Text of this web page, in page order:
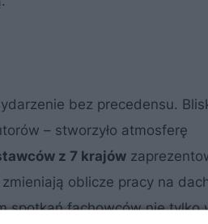
bez precedensu.
– stworzyło atmosferę
z 7 krajów
oblicze pracy na
spotkań fachowców nie tylko